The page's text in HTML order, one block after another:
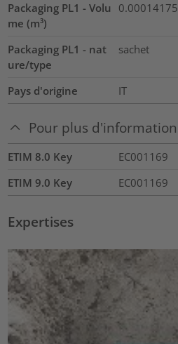
Packaging PL1 - Volu
me (m³)
0.00014175
Packaging PL1 - nat
ure/type
sachet
Pays d'origine IT
Pour plus d'information
ETIM 8.0 Key
EC001169
ETIM 9.0 Key
EC001169
Expertises